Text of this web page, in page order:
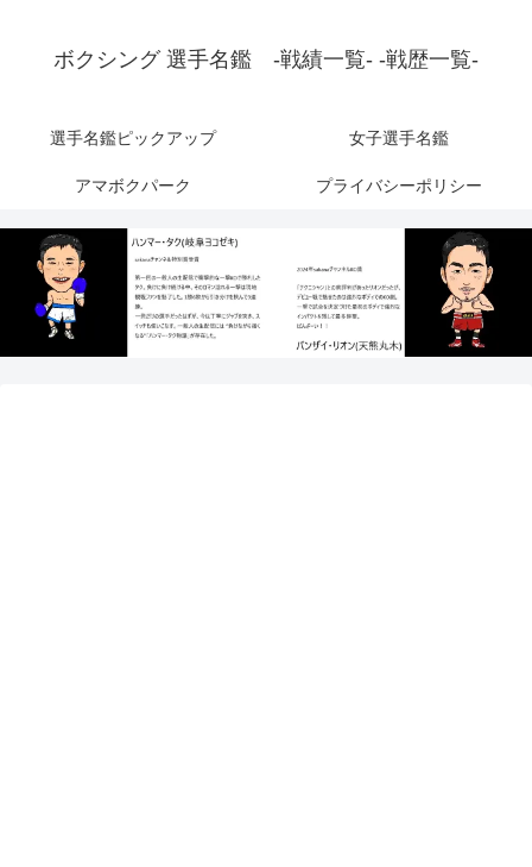
ボクシング 選手名鑑 -戦績一覧- -戦歴一覧-
選手名鑑ピックアップ 女子選手名鑑
アマボクパーク プライバシーポリシー